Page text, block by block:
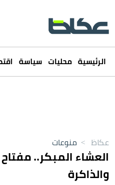
الرئيسية محليات سياسة
عكاظ > منوعات
العشاء المبكر..
والذاكرة